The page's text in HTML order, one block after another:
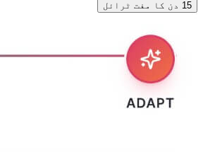
15 دن کا مفت ٹرائل